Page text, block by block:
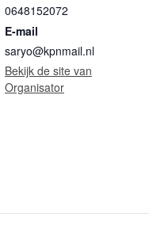
0648152072
E-mail
saryo@kpnmail.nl
Bekijk de site van
Organisator